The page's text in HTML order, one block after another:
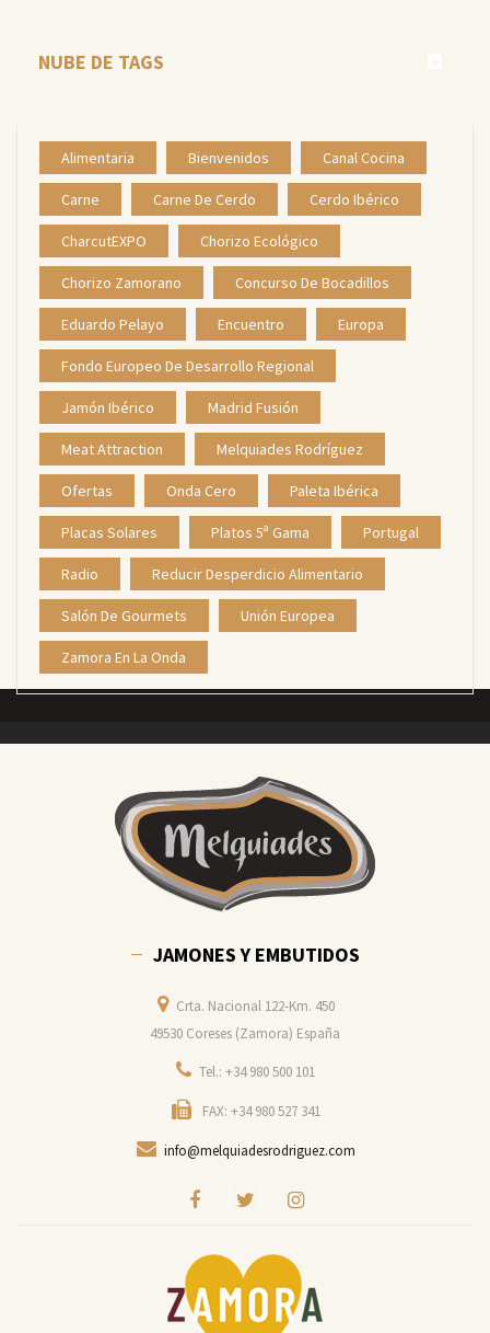
NUBE DE TAGS
Alimentaria Bienvenidos Canal Cocina
Carne Carne De Cerdo Cerdo Ibérico
CharcutEXPO Chorizo Ecológico
Chorizo Zamorano Concurso De Bocadillos
Eduardo Pelayo Encuentro Europa
Fondo Europeo De Desarrollo Regional
Jamón Ibérico Madrid Fusión
Meat Attraction Melquiades Rodríguez
Ofertas Onda Cero Paleta Ibérica
Placas Solares Platos 5ª Gama Portugal
Radio Reducir Desperdicio Alimentario
Salón De Gourmets Unión Europea
Zamora En La Onda
JAMONES Y EMBUTIDOS
Crta. Nacional 122-Km. 450
49530 Coreses (Zamora) España
Tel.: +34 980 500 101
FAX: +34 980 527 341
info@melquiadesrodriguez.com